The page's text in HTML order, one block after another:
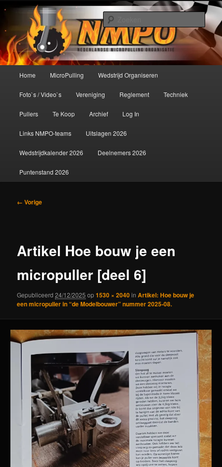
primaire
inhoudNederlandse MicroPulling
Organisatie
De meest krachtige modelbouwsport ter wereld!
Home MicroPulling Wedstrijd Organiseren
Foto`s / Video`s Vereniging Reglement Techniek
Pullers Te Koop Archief Log In
Links NMPO-teams Uitslagen 2026
Wedstrijdkalender 2026 Deelnemers 2026
Puntenstand 2026
Afbeeldingsnavigatie
← Vorige
Artikel Hoe bouw je een
micropuller [deel 6]
Gepubliceerd24/12/2025 op1530 × 2040inArtikel: Hoe bouw je
een micropuller in “de Modelbouwer” nummer 2025-08.